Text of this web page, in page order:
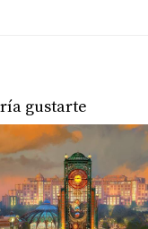
gustarte